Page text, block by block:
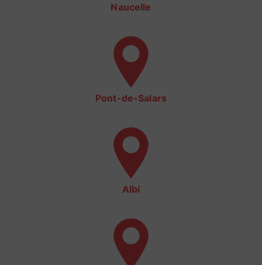
Naucelle
Pont-de-Salars
Albi